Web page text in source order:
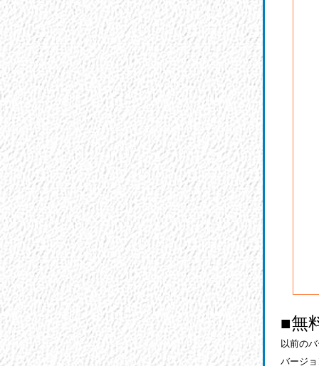
■無
以前の
バージ